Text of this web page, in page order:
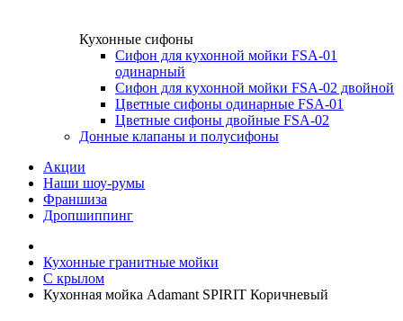
Кухонные сифоны
Сифон для кухонной мойки FSA-01
одинарный
Сифон для кухонной мойки FSA-02 двойной
Цветные сифоны одинарные FSA-01
Цветные сифоны двойные FSA-02
Донные клапаны и полусифоны
Акции
Наши шоу-румы
Франшиза
Дропшиппинг
Кухонные гранитные мойки
С крылом
Кухонная мойка Adamant SPIRIT Коричневый